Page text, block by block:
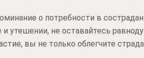
о потребности в
утешении, не оставайтесь
вы не только облегчите